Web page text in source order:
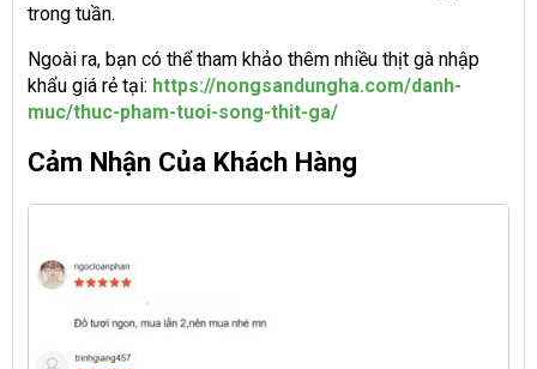
trong tuần.
Ngoài ra, bạn có thể tham khảo thêm nhiều thịt gà nhập
khẩu giá rẻ tại: https://nongsandungha.com/danh-
muc/thuc-pham-tuoi-song-thit-ga/
Cảm Nhận Của Khách Hàng